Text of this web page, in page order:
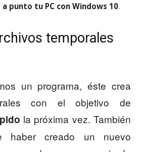
punto tu PC con Windows 10.
temporales
un programa, éste crea
con el objetivo de
la próxima vez. También
creado un nuevo